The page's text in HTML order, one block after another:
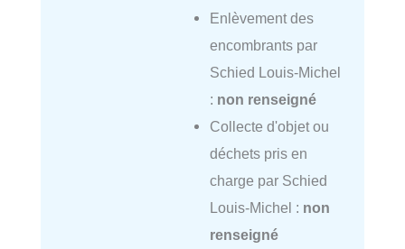
Enlèvement des
encombrants par
Schied Louis-Michel
: non renseigné
Collecte d'objet ou
déchets pris en
charge par Schied
Louis-Michel : non
renseigné